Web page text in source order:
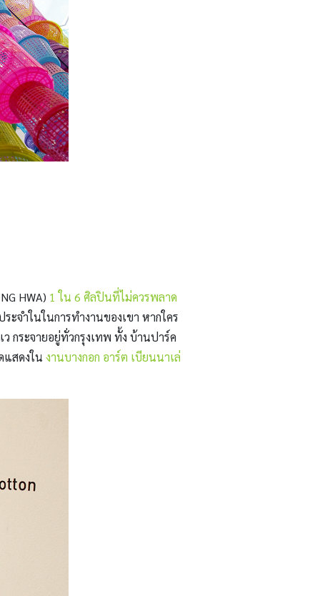
HWA) 1 ใน 6 ศิลปินที่ไม่ควรพลาด
จำในในการทำงานของเขา หากใคร
กระจายอยู่ทั่วกรุงเทพ ทั้ง บ้านปาร์ค
แสดงใน งานบางกอก อาร์ต เบียนนาเล่